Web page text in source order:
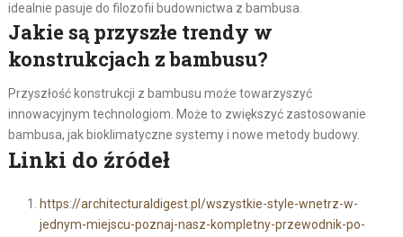
idealnie pasuje do filozofii budownictwa z bambusa.
Jakie są przyszłe trendy w
konstrukcjach z bambusu?
Przyszłość konstrukcji z bambusu może towarzyszyć
innowacyjnym technologiom. Może to zwiększyć zastosowanie
bambusa, jak bioklimatyczne systemy i nowe metody budowy.
Linki do źródeł
https://architecturaldigest.pl/wszystkie-style-wnetrz-w-
jednym-miejscu-poznaj-nasz-kompletny-przewodnik-po-